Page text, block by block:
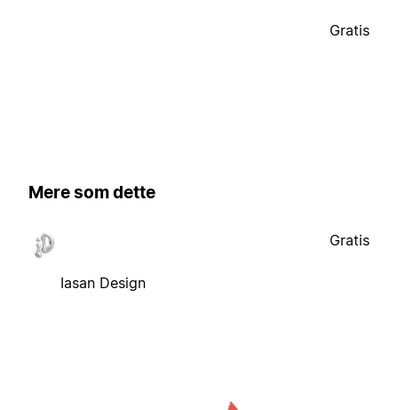
Gratis
Mere som dette
Iasan Design
Gratis